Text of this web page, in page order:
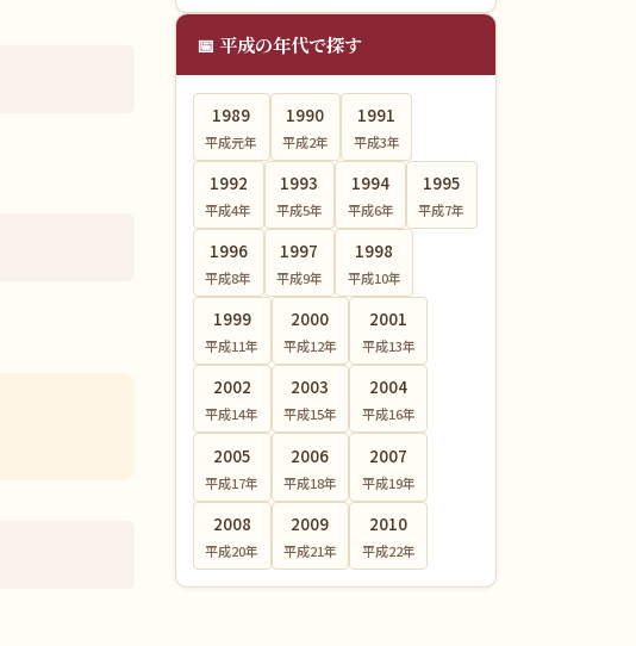
📅 平成の年代で探す
1989
平成元年
1990
平成2年
1991
平成3年
1992
平成4年
1993
平成5年
1994
平成6年
1995
平成7年
1996
平成8年
1997
平成9年
1998
平成10年
1999
平成11年
2000
平成12年
2001
平成13年
2002
平成14年
2003
平成15年
2004
平成16年
2005
平成17年
2006
平成18年
2007
平成19年
2008
平成20年
2009
平成21年
2010
平成22年